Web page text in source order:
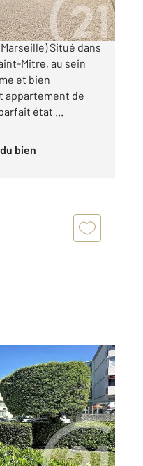
rez-de-jardin
Situé dans
Mitre, au sein
et bien
appartement de
état ...
bien